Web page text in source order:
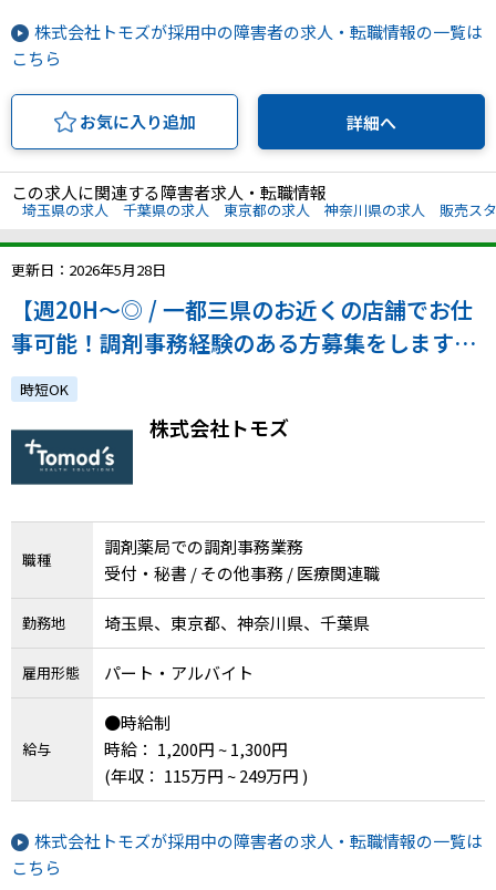
株式会社トモズが採用中の障害者の求人・転職情報の一覧は
こちら
お気に入り追加 詳細へ
この求人に関連する障害者求人・転職情報
埼玉県の求人 千葉県の求人 東京都の求人 神奈川県の求人 販売ス
更新日：2026年5月28日
【週20H～◎ / 一都三県のお近くの店舗でお仕
事可能！調剤事務経験のある方募集をします】
お客様の悩みを裏でサポートするやりがいある
お仕事です。
時短OK
株式会社トモズ
職種
調剤薬局での調剤事務業務
受付・秘書 / その他事務 / 医療関連職
勤務地 埼玉県、東京都、神奈川県、千葉県
雇用形態 パート・アルバイト
給与
●時給制
時給： 1,200円 ~ 1,300円
(年収： 115万円 ~ 249万円 )
株式会社トモズが採用中の障害者の求人・転職情報の一覧は
こちら